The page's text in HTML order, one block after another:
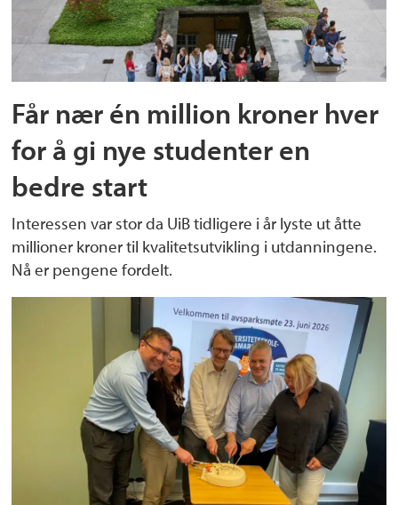
Får nær én million kroner hver
for å gi nye studenter en
bedre start
Interessen var stor da UiB tidligere i år lyste ut åtte
millioner kroner til kvalitetsutvikling i utdanningene.
Nå er pengene fordelt.